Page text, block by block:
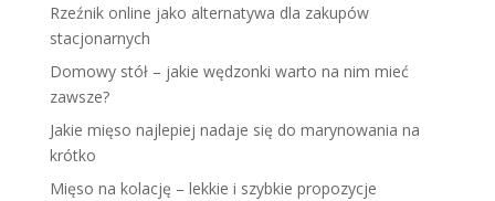
Rzeźnik online jako alternatywa dla zakupów
stacjonarnych
Domowy stół – jakie wędzonki warto na nim mieć
zawsze?
Jakie mięso najlepiej nadaje się do marynowania na
krótko
Mięso na kolację – lekkie i szybkie propozycje